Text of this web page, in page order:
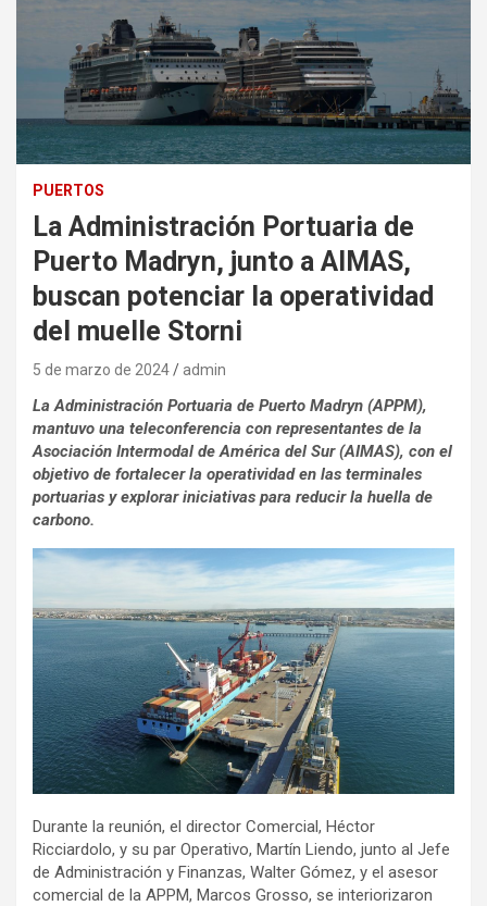
PUERTOS
La Administración Portuaria de
Puerto Madryn, junto a AIMAS,
buscan potenciar la operatividad
del muelle Storni
5 de marzo de 2024 admin
La Administración Portuaria de Puerto Madryn (APPM),
mantuvo una teleconferencia con representantes de la
Asociación Intermodal de América del Sur (AIMAS), con el
objetivo de fortalecer la operatividad en las terminales
portuarias y explorar iniciativas para reducir la huella de
carbono.
Durante la reunión, el director Comercial, Héctor
Ricciardolo, y su par Operativo, Martín Liendo, junto al Jefe
de Administración y Finanzas, Walter Gómez, y el asesor
comercial de la APPM, Marcos Grosso, se interiorizaron